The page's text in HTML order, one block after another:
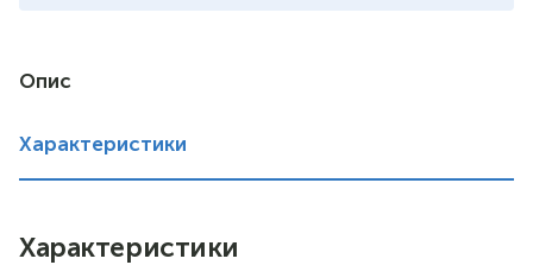
Опис
Характеристики
Характеристики